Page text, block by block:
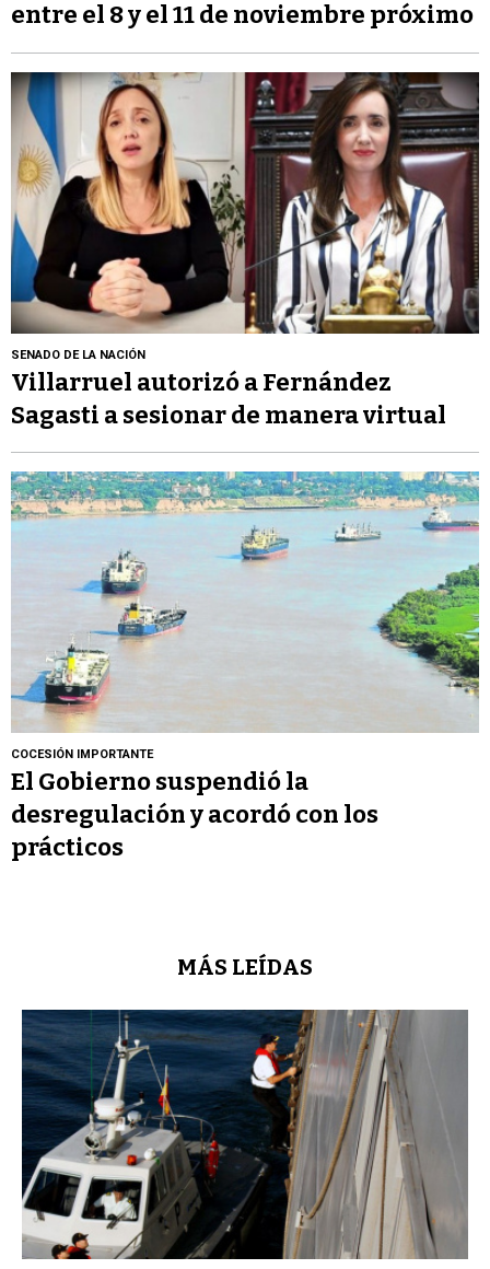
entre el 8 y el 11 de noviembre próximo
SENADO DE LA NACIÓN
Villarruel autorizó a Fernández
Sagasti a sesionar de manera virtual
COCESIÓN IMPORTANTE
El Gobierno suspendió la
desregulación y acordó con los
prácticos
MÁS LEÍDAS